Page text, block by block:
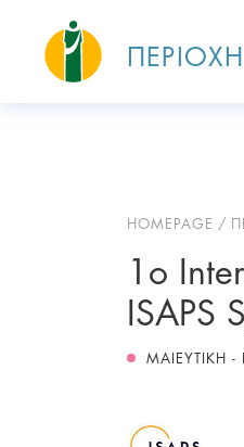
HOMEPAGE
1ο
ISAPS
ΜΑΙΕΥΤΙΚΗ